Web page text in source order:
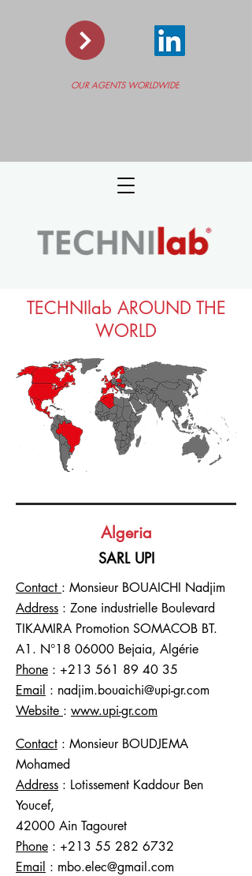
OUR AGENTS WORLDWIDE
TECHNIlab AROUND THE
WORLD
Algeria
SARL UPI
Contact : Monsieur BOUAICHI Nadjim
Address : Zone industrielle Boulevard
TIKAMIRA Promotion SOMACOB BT.
A1. N°18 06000 Bejaia, Algérie
Phone : +213 561 89 40 35
Email : nadjim.bouaichi@upi-gr.com
Website : www.upi-gr.com
Contact : Monsieur BOUDJEMA
Mohamed
Address : Lotissement Kaddour Ben
Youcef,
42000 Ain Tagouret
Phone : +213 55 282 6732
Email : mbo.elec@gmail.com